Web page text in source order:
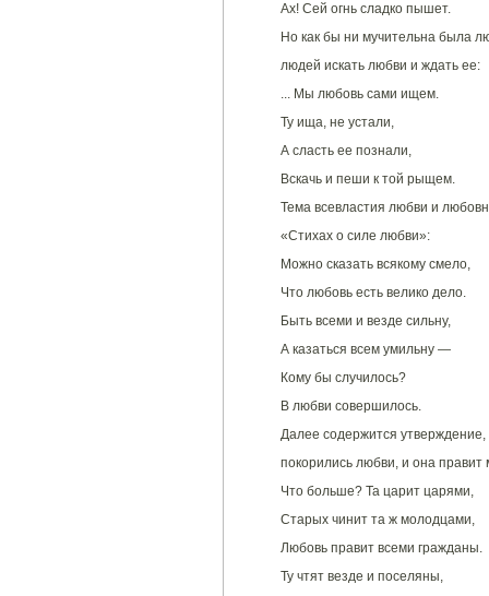
Ах! Сей огнь сладко пышет.
Но как бы ни мучительна была
людей искать любви и ждать ее:
... Мы любовь сами ищем.
Ту ища, не устали,
А сласть ее познали,
Вскачь и пеши к той рыщем.
Тема всевластия любви и
«Стихах о силе любви»:
Можно сказать всякому смело,
Что любовь есть велико дело.
Быть всеми и везде сильну,
А казаться всем умильну —
Кому бы случилось?
В любви совершилось.
Далее содержится
покорились любви, и она правит
Что больше? Та царит царями,
Старых чинит та ж молодцами,
Любовь правит всеми гражданы.
Ту чтят везде и поселяны,